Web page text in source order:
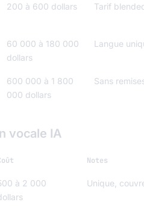
200 à 600 dollars Tarif
60 000 à 180 000
dollars
Langue
600 000 à 1 800
000 dollars
Sans
vocale IA
Notes
à 2 000
Unique,